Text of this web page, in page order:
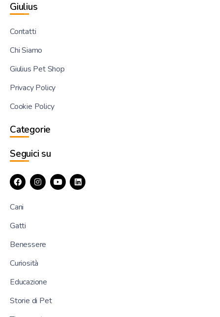
Giulius
Contatti
Chi Siamo
Giulius Pet Shop
Privacy Policy
Cookie Policy
Categorie
Seguici su
Cani
Gatti
Benessere
Curiosità
Educazione
Storie di Pet